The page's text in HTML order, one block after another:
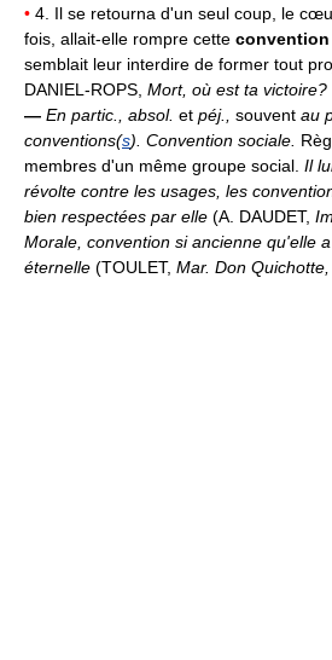
• 4. Il se retourna d'un seul coup, le
fois, allait-elle rompre cette convention
semblait leur interdire de former tout
DANIEL-ROPS, Mort, où est ta victoire?
— En partic., absol. et péj., souvent au
conventions(s). Convention sociale.
membres d'un même groupe social. Il
révolte contre les usages, les
bien respectées par elle (A. DAUDET,
Morale, convention si ancienne qu'elle
éternelle (TOULET, Mar. Don Quichotte,